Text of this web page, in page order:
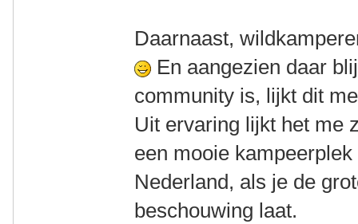
Daarnaast,
En aangezien daar
community is, lijkt dit
Uit ervaring lijkt het me
een mooie
Nederland, als je de
beschouwing laat.